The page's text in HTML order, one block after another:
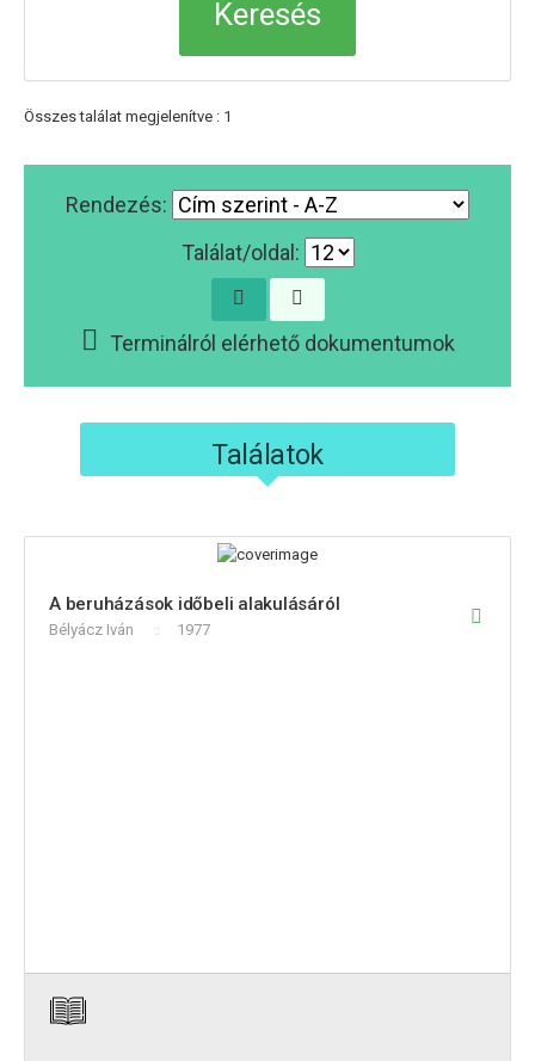
Összes találat megjelenítve : 1
Rendezés:
Találat/oldal:
Terminálról elérhető dokumentumok
Találatok
A beruházások időbeli alakulásáról
Bélyácz Iván 1977